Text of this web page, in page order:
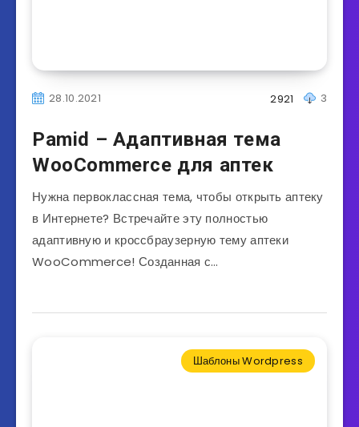
28.10.2021 3
2921
Pamid – Адаптивная тема
WooCommerce для аптек
Нужна первоклассная тема, чтобы открыть аптеку
в Интернете? Встречайте эту полностью
адаптивную и кроссбраузерную тему аптеки
WooCommerce! Созданная с…
Шаблоны Wordpress